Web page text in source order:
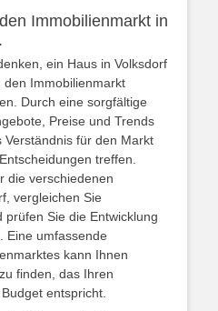
Immobilienmarkt in
ein Haus in Volksdorf
Immobilienmarkt
Durch eine sorgfältige
Preise und Trends
Verständnis für den Markt
treffen.
die verschiedenen
vergleichen Sie
Sie die Entwicklung
Eine umfassende
kann Ihnen
finden, das Ihren
entspricht.